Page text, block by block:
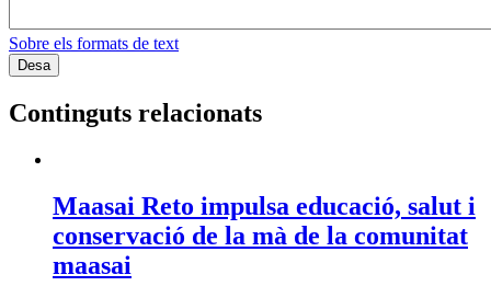
Sobre els formats de text
Continguts relacionats
Maasai Reto impulsa educació, salut i
conservació de la mà de la comunitat
maasai